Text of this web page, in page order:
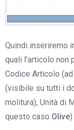
Quindi inseriremo
quali l’articolo
Codice Articolo
(visibile su tutti i
molitura), Unità di
questo caso Olive)